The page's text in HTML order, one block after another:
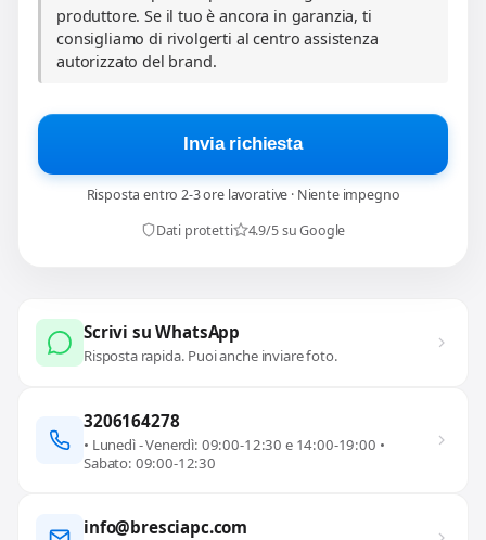
produttore. Se il tuo è ancora in garanzia, ti
consigliamo di rivolgerti al centro assistenza
autorizzato del brand.
Invia richiesta
Risposta entro 2-3 ore lavorative · Niente impegno
Dati protetti
4.9/5 su Google
Scrivi su WhatsApp
Risposta rapida. Puoi anche inviare foto.
3206164278
• Lunedì - Venerdì: 09:00-12:30 e 14:00-19:00 •
Sabato: 09:00-12:30
info@bresciapc.com